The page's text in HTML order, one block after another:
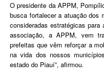
O presidente da APPM,
busca fortalecer a atuação dos
consideradas estratégicas
associação, a APPM, vem
prefeitas que vêm reforçar a
na vida dos nossos
estado do Piauí”, afirmou.